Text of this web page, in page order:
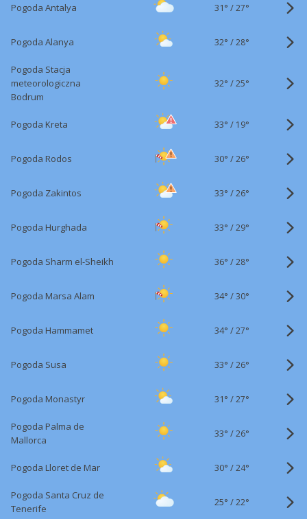
Pogoda Antalya 31° /27°
Pogoda Alanya 32° /28°
Pogoda Stacja
meteorologiczna
Bodrum
32° /25°
Pogoda Kreta 33° / 19°
Pogoda Rodos 30° /26°
Pogoda Zakintos 33° /26°
Pogoda Hurghada 33° /29°
Pogoda Sharm el-Sheikh 36° /28°
Pogoda Marsa Alam 34° /30°
Pogoda Hammamet 34° /27°
Pogoda Susa 33° /26°
Pogoda Monastyr 31° /27°
Pogoda Palma de
Mallorca
33° /26°
Pogoda Lloret de Mar 30° /24°
Pogoda Santa Cruz de
Tenerife
25° /22°